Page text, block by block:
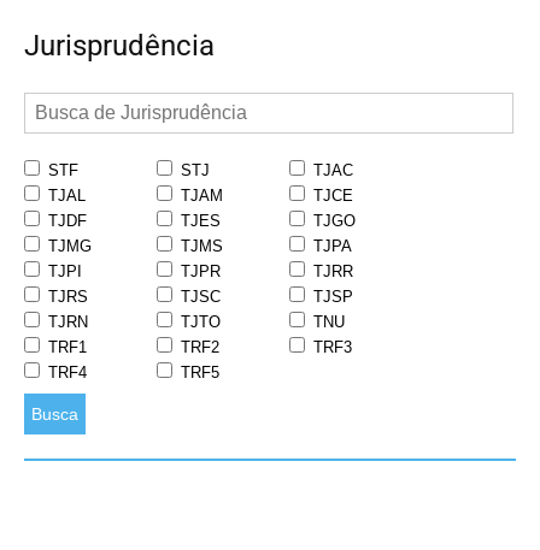
Jurisprudência
STF STJ
TJAC
TJAL
TJAM
TJCE
TJDF
TJES
TJGO
TJMG
TJMS
TJPA
TJPI
TJPR
TJRR
TJRS
TJSC
TJSP
TJRN
TJTO
TNU
TRF1
TRF2
TRF3
TRF4
TRF5
Busca